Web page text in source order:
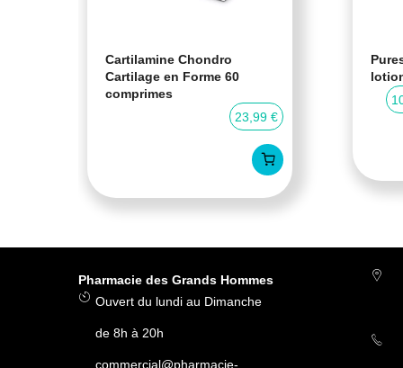
Cartilamine Chondro
Cartilage en Forme 60
comprimes
23,99 €
Pharmacie des Grands Hommes
Ouvert du lundi au Dimanche
de 8h à 20h
commercial@pharmacie-